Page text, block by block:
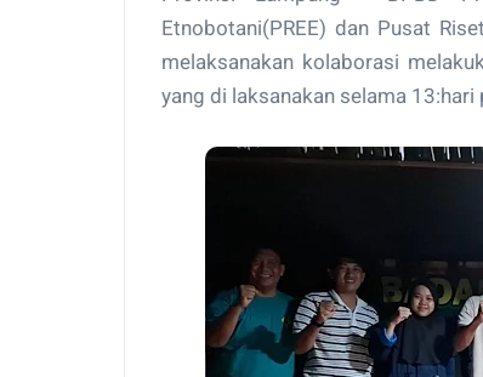
Etnobotani(PREE) dan Pusat
melaksanakan kolaborasi
yang di laksanakan selama